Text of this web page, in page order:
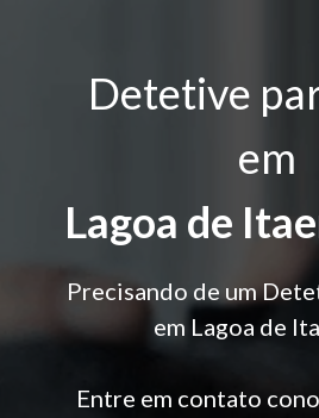
Detetive
em
Lagoa de
Precisando de um
em Lagoa de
Entre em contato